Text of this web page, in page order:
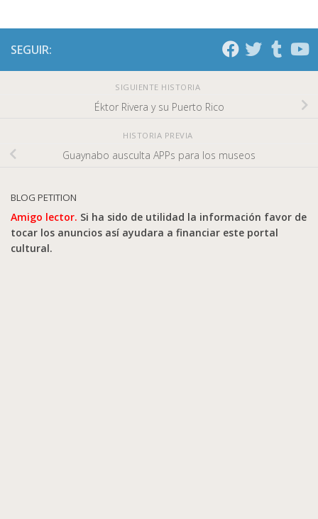
SEGUIR:
SIGUIENTE HISTORIA
Éktor Rivera y su Puerto Rico
HISTORIA PREVIA
Guaynabo ausculta APPs para los museos
BLOG PETITION
Amigo lector. Si ha sido de utilidad la información favor de
tocar los anuncios así ayudara a financiar este portal
cultural.